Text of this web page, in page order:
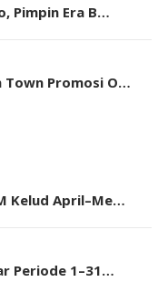
Pimpin Era B…
Promosi O…
Kelud April–Me…
Periode 1–31…